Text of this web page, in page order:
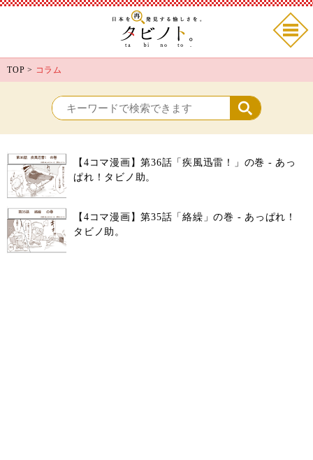
TOP > コラム
【4コマ漫画】第36話「疾風迅雷！」の巻 - あっ
ぱれ！タビノ助。
【4コマ漫画】第35話「絡繰」の巻 - あっぱれ！
タビノ助。